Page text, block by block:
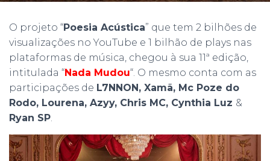
O projeto “Poesia Acústica” que tem 2 bilhões de
visualizações no YouTube e 1 bilhão de plays nas
plataformas de música, chegou à sua 11ª edição,
intitulada “Nada Mudou“. O mesmo conta com as
participações de L7NNON, Xamã, Mc Poze do
Rodo, Lourena, Azyy, Chris MC, Cynthia Luz &
Ryan SP.